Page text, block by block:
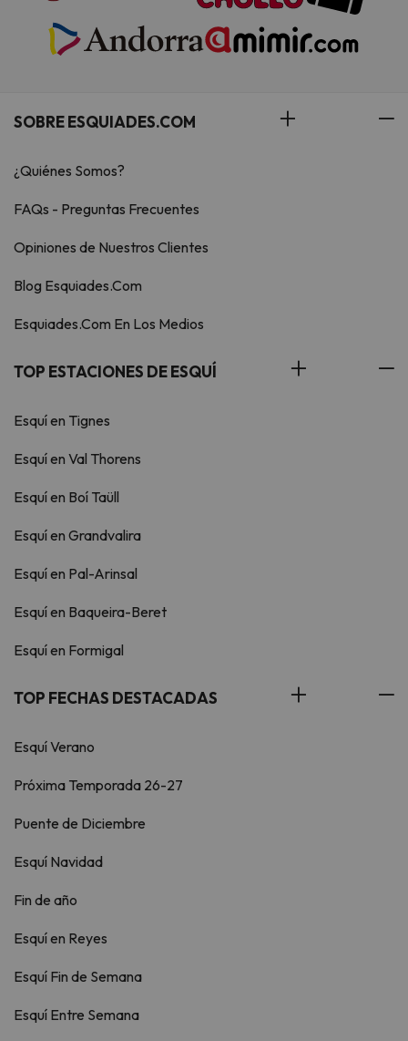
SOBRE ESQUIADES.COM
¿Quiénes Somos?
FAQs - Preguntas Frecuentes
Opiniones de Nuestros Clientes
Blog Esquiades.Com
Esquiades.Com En Los Medios
TOP ESTACIONES DE ESQUÍ
Esquí en Tignes
Esquí en Val Thorens
Esquí en Boí Taüll
Esquí en Grandvalira
Esquí en Pal-Arinsal
Esquí en Baqueira-Beret
Esquí en Formigal
TOP FECHAS DESTACADAS
Esquí Verano
Próxima Temporada 26-27
Puente de Diciembre
Esquí Navidad
Fin de año
Esquí en Reyes
Esquí Fin de Semana
Esquí Entre Semana